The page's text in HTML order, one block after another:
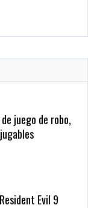
EN CINES DE
juego de robo,
Evil 9